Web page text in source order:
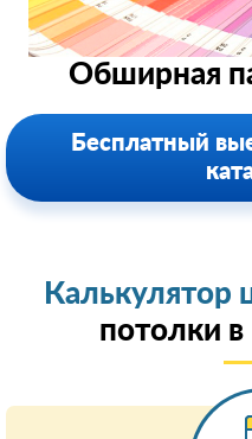
Обширная
Бесплатный
Калькулятор
потолки